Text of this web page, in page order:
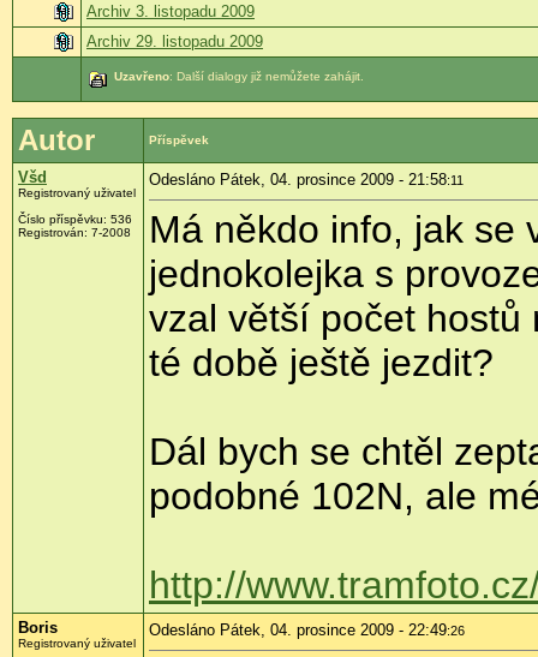
Archiv 3. listopadu 2009
Archiv 29. listopadu 2009
Uzavřeno: Další dialogy již nemůžete zahájit.
Autor Příspěvek
Všd
Registrovaný uživatel
Číslo příspěvku: 536
Registrován: 7-2008
Odesláno Pátek, 04. prosince 2009 - 21:58:11
Má někdo info, jak se
jednokolejka s
vzal větší počet hostů
té době ještě jezdit?
Dál bych se chtěl
podobné 102N, ale
http://
Boris
Registrovaný uživatel
Odesláno Pátek, 04. prosince 2009 - 22:49:26